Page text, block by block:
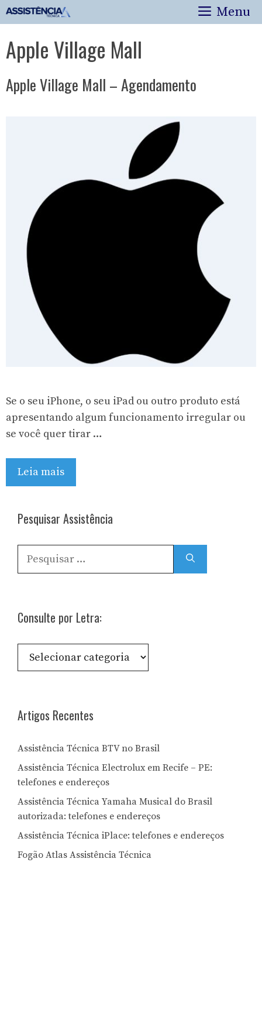
Pular
para
conteúdo
Menu
Apple Village Mall
Apple Village Mall – Agendamento
Se o seu iPhone, o seu iPad ou outro produto está
apresentando algum funcionamento irregular ou
se você quer tirar …
Leia mais
Pesquisar Assistência
Pesquisar
por:
Consulte por Letra:
Consulte
Artigos Recentes
Assistência Técnica BTV no Brasil
Assistência Técnica Electrolux em Recife – PE:
telefones e endereços
Assistência Técnica Yamaha Musical do Brasil
autorizada: telefones e endereços
Assistência Técnica iPlace: telefones e endereços
Fogão Atlas Assistência Técnica